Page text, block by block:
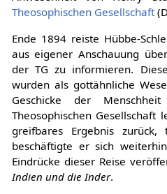
Theosophischen Gesellschaft
Ende 1894 reiste Hübbe-
aus eigener Anschauung
der TG zu informieren.
wurden als gottähnliche
Geschicke der
Theosophischen
greifbares Ergebnis zurück,
beschäftigte er sich
Eindrücke dieser Reise
Indien und die Inder.